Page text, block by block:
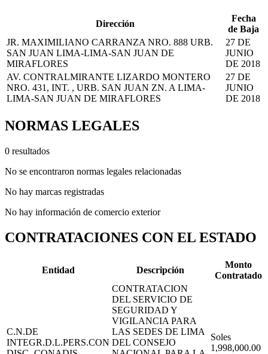
Dirección
Fecha
de Baja
JR. MAXIMILIANO CARRANZA NRO. 888 URB.
SAN JUAN LIMA-LIMA-SAN JUAN DE
MIRAFLORES
27 DE
JUNIO
DE 2018
AV. CONTRALMIRANTE LIZARDO MONTERO
NRO. 431, INT. , URB. SAN JUAN ZN. A LIMA-
LIMA-SAN JUAN DE MIRAFLORES
27 DE
JUNIO
DE 2018
NORMAS LEGALES
0 resultados
No se encontraron normas legales relacionadas
No hay marcas registradas
No hay información de comercio exterior
CONTRATACIONES CON EL ESTADO
Entidad Descripción
Monto
Contratado
C.N.DE
INTEGR.D.L.PERS.CON
CONTRATACION
DEL SERVICIO DE
SEGURIDAD Y
VIGILANCIA PARA
LAS SEDES DE LIMA
DEL CONSEJO
Soles
1,998,000.00